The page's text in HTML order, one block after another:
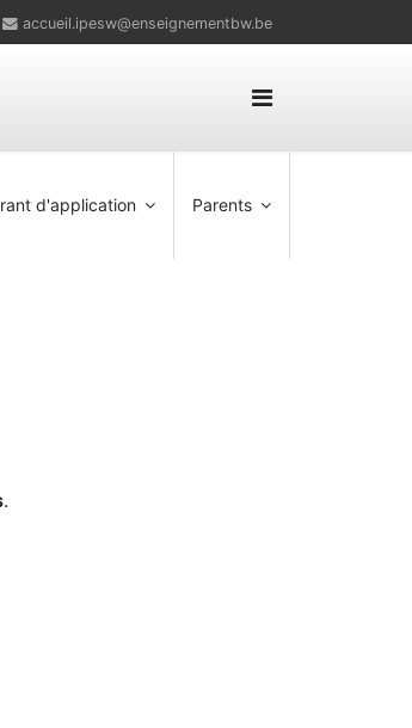
accueil.ipesw@enseignementbw.be
d'application Parents
.